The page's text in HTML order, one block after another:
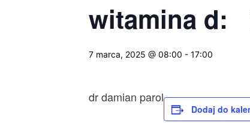
witamina d:
7 marca, 2025 @ 08:00 - 17:00
dr damian parol
Dodaj do